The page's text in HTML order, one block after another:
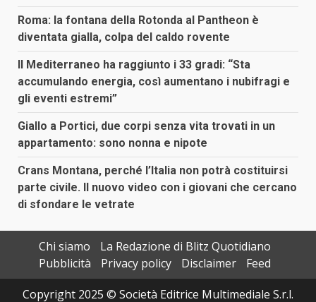
Roma: la fontana della Rotonda al Pantheon è
diventata gialla, colpa del caldo rovente
Il Mediterraneo ha raggiunto i 33 gradi: “Sta
accumulando energia, così aumentano i nubifragi e
gli eventi estremi”
Giallo a Portici, due corpi senza vita trovati in un
appartamento: sono nonna e nipote
Crans Montana, perché l’Italia non potrà costituirsi
parte civile. Il nuovo video con i giovani che cercano
di sfondare le vetrate
Chi siamo
La Redazione di Blitz Quotidiano
Pubblicità
Privacy policy Disclaimer
Feed
Copyright 2025 © Società Editrice Multimediale S.r.l.